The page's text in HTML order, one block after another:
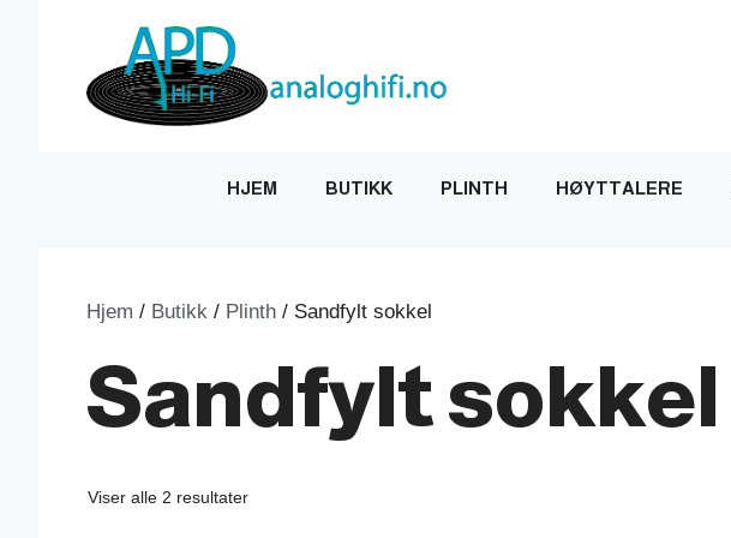
HJEM BUTIKK PLINTH HØYTTALERE
Hjem / Butikk / Plinth / Sandfylt sokkel
Sandfylt sokkel
Viser alle 2 resultaterSortert